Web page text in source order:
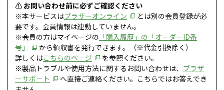
⚠ お問い合わせ前に必ずご確認ください
※本サービスはブラザーオンライン
とは別の会員登録が必
要です。会員情報は連動していません。
※会員の方はマイページの 「購入履歴」の「オーダーID番
号」
から領収書を発行できます。（※代金引換除く）
詳しくはこちらのページ
を参照ください。
※製品トラブルや使用方法に関するお問い合わせは、 ブラザ
ーサポート
へ直接ご連絡ください。こちらではお答えでき